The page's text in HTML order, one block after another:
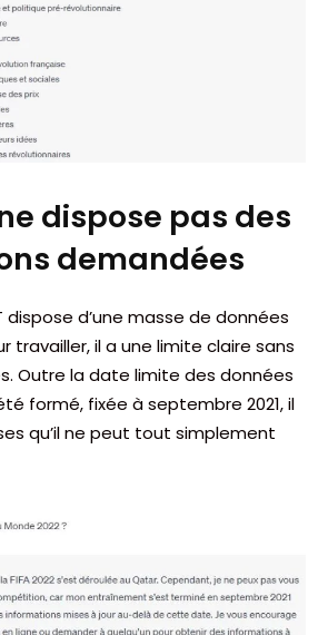
dispose pas des
demandées
dispose d’une masse de données
travailler, il a une limite claire sans
Outre la date limite des données
formé, fixée à septembre 2021, il
qu’il ne peut tout simplement